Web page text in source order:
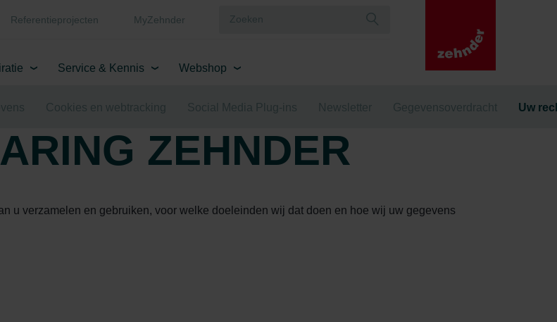
Referentieprojecten MyZehnder
Service & Kennis Webshop
Cookies en webtracking Social Media Plug-ins Newsletter Gegevensoverdracht Uw
ZEHNDER
u verzamelen en gebruiken, voor welke doeleinden wij dat doen en hoe wij uw gegevens